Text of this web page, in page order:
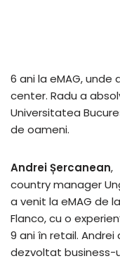
6 ani la eMAG, unde
center. Radu a
Universitatea
de oameni.
Andrei Șercanean,
country manager
a venit la eMAG de la
Flanco, cu o
9 ani în retail. Andrei
dezvoltat business-